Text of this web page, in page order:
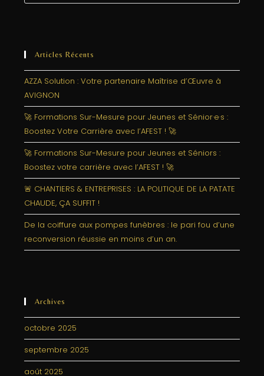
Articles Récents
AZZA Solution : Votre partenaire Maîtrise d’Œuvre à
AVIGNON
🚀 Formations Sur-Mesure pour Jeunes et Sénior·e·s :
Boostez Votre Carrière avec l’AFEST ! 🚀
🚀 Formations Sur-Mesure pour Jeunes et Séniors :
Boostez votre carrière avec l’AFEST ! 🚀
🚨 CHANTIERS & ENTREPRISES : LA POLITIQUE DE LA PATATE
CHAUDE, ÇA SUFFIT !
De la coiffure aux pompes funèbres : le pari fou d’une
reconversion réussie en moins d’un an.
Archives
octobre 2025
septembre 2025
août 2025